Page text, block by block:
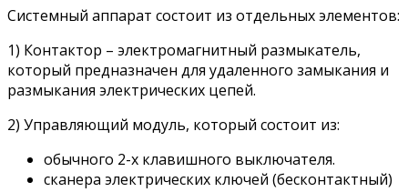
Системный аппарат состоит из отдельных элементов:
1) Контактор – электромагнитный размыкатель,
который предназначен для удаленного замыкания и
размыкания электрических цепей.
2) Управляющий модуль, который состоит из:
обычного 2-х клавишного выключателя.
сканера электрических ключей (бесконтактный)